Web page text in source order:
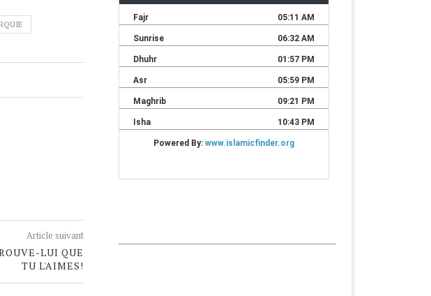
Article suivant
LUI QUE
TU L'AIMES!